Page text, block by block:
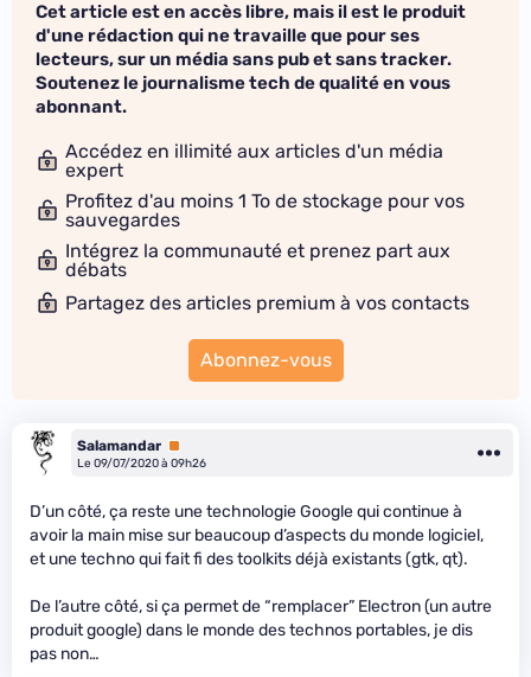
Cet article est en accès libre, mais il est le produit
d'une rédaction qui ne travaille que pour ses
lecteurs, sur un média sans pub et sans tracker.
Soutenez le journalisme tech de qualité en vous
abonnant.
Accédez en illimité aux articles d'un média
expert
Profitez d'au moins 1 To de stockage pour vos
sauvegardes
Intégrez la communauté et prenez part aux
débats
Partagez des articles premium à vos contacts
Abonnez-vous
Salamandar Premium
Le 09/07/2020 à 09h26
D’un côté, ça reste une technologie Google qui continue à
avoir la main mise sur beaucoup d’aspects du monde logiciel,
et une techno qui fait fi des toolkits déjà existants (gtk, qt).
De l’autre côté, si ça permet de “remplacer” Electron (un autre
produit google) dans le monde des technos portables, je dis
pas non…